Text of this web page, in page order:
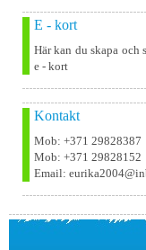
E - kort
Här kan du skapa och
e - kort
Kontakt
Mob: +371 29828387
Mob: +371 29828152
Email: